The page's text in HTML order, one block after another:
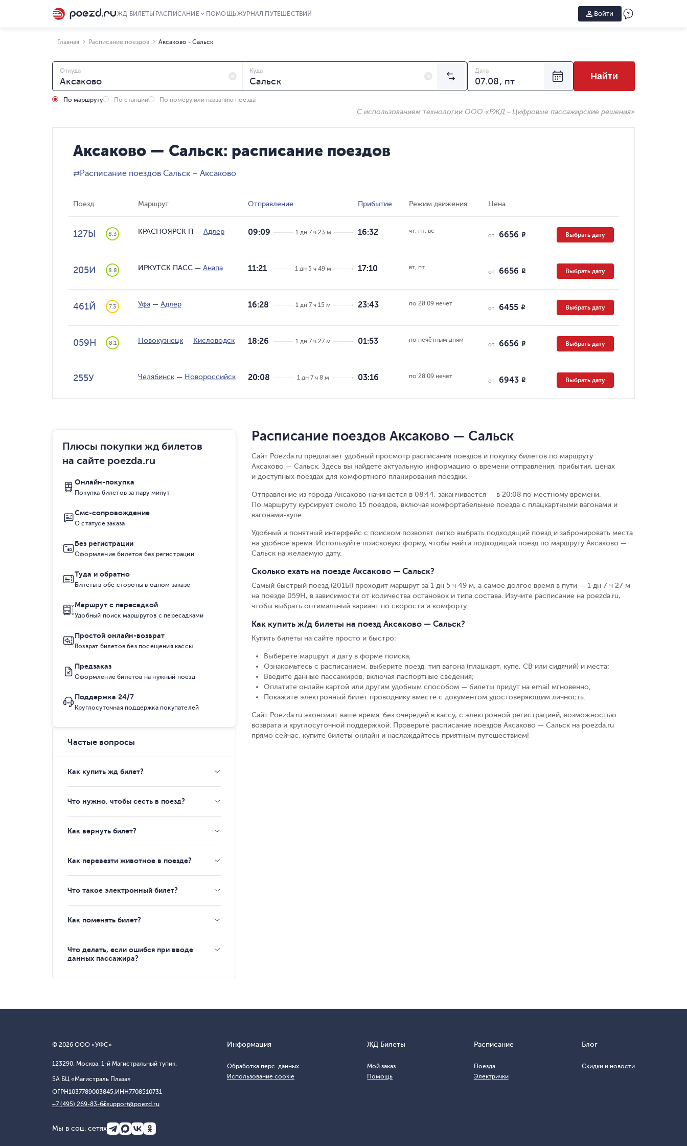
ЖД БИЛЕТЫ РАСПИСАНИЕ ПОМОЩЬЖУРНАЛ ПУТЕШЕСТВИЙ Войти
Главная Расписание поездов Аксаково - Сальск
Откуда Куда
По маршруту По станции По номеру или названию поезда
Дата
Найти
С использованием технологии ООО «РЖД - Цифровые пассажирские решения»
Аксаково — Сальск: расписание поездов
⇄Расписание поездов Сальск – Аксаково
Поезд Маршрут Отправление Прибытие Режим движения Цена
127Ы 8.3 КРАСНОЯРСК П — Адлер 09:09 1 дн 7 ч 23 м 16:32 чт, пт, вс
от 6656 R Выбрать дату
205И 8.8 ИРКУТСК ПАСС — Анапа 11:21 1 дн 5 ч 49 м 17:10 вт, пт
от 6656 R Выбрать дату
461Й 7.3 Уфа — Адлер 16:28 1 дн 7 ч 15 м 23:43 по 28.09 нечет
от 6455 R Выбрать дату
059Н 8.1 Новокузнецк — Кисловодск 18:26 1 дн 7 ч 27 м 01:53 по нечётным дням
от 6656 R Выбрать дату
255У Челябинск — Новороссийск 20:08 1 дн 7 ч 8 м 03:16 по 28.09 нечет
от 6943 R Выбрать дату
Расписание поездов Аксаково — Сальск
Сайт Poezda.ru предлагает удобный просмотр расписания поездов и покупку билетов по маршруту
Аксаково — Сальск. Здесь вы найдете актуальную информацию о времени отправления, прибытия, ценах
и доступных поездах для комфортного планирования поездки.
Отправление из города Аксаково начинается в 08:44, заканчивается — в 20:08 по местному времени.
По маршруту курсирует около 15 поездов, включая комфортабельные поезда с плацкартными вагонами и
вагонами-купе.
Удобный и понятный интерфейс с поиском позволят легко выбрать подходящий поезд и забронировать места
на удобное время. Используйте поисковую форму, чтобы найти подходящий поезд по маршруту Аксаково —
Сальск на желаемую дату.
Сколько ехать на поезде Аксаково — Сальск?
Самый быстрый поезд (201Ы) проходит маршрут за 1 дн 5 ч 49 м, а самое долгое время в пути — 1 дн 7 ч 27 м
на поезде 059Н, в зависимости от количества остановок и типа состава. Изучите расписание на poezda.ru,
чтобы выбрать оптимальный вариант по скорости и комфорту.
Как купить ж/д билеты на поезд Аксаково — Сальск?
Купить билеты на сайте просто и быстро:
Выберете маршрут и дату в форме поиска;
Ознакомьтесь с расписанием, выберите поезд, тип вагона (плацкарт, купе, СВ или сидячий) и места;
Введите данные пассажиров, включая паспортные сведения;
Оплатите онлайн картой или другим удобным способом — билеты придут на email мгновенно;
Покажите электронный билет проводнику вместе с документом удостоверяющим личность.
Сайт Poezda.ru экономит ваше время: без очередей в кассу, с электронной регистрацией, возможностью
возврата и круглосуточной поддержкой. Проверьте расписание поездов Аксаково — Сальск на poezda.ru
прямо сейчас, купите билеты онлайн и наслаждайтесь приятным путешествием!
Плюсы покупки жд билетов
на сайте poezda.ru
Онлайн-покупка
Покупка билетов за пару минут
Смс-сопровождение
О статусе заказа
Без регистрации
Оформление билетов без регистрации
Туда и обратно
Билеты в обе стороны в одном заказе
Маршрут с пересадкой
Удобный поиск маршрутов с пересадками
Простой онлайн-возврат
Возврат билетов без посещения кассы
Предзаказ
Оформление билетов на нужный поезд
Поддержка 24/7
Круглосуточная поддержка покупателей
Частые вопросы
Как купить жд билет?
Что нужно, чтобы сесть в поезд?
Как вернуть билет?
Как перевезти животное в поезде?
Что такое электронный билет?
Как поменять билет?
Что делать, если ошибся при вводе
данных пассажира?
© 2026 ООО «УФС»
123290, Москва, 1-й Магистральный тупик,
5А БЦ «Магистраль Плаза»
ОГРН1037789003845;ИНН7708510731
+7 (495) 269-83-65support@poezd.ru
Информация
Обработка перс. данных
Использование cookie
ЖД Билеты
Мой заказ
Помощь
Расписание
Поезда
Электрички
Блог
Скидки и новости
Мы в соц. сетях